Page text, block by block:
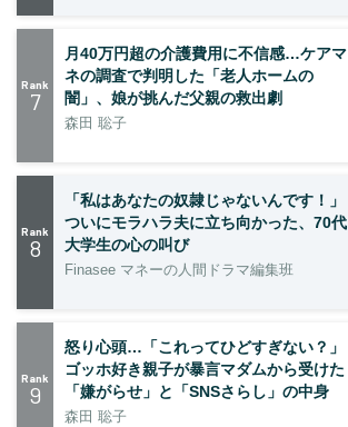
Rank
7
月40万円超の介護費用に不信感…ケアマ
ネの調査で判明した「老人ホームの
闇」、娘が挑んだ父親の救出劇
森田 聡子
Rank
8
「私はあなたの奴隷じゃないんです！」
ついにモラハラ夫に立ち向かった、70代
大学生の心の叫び
Finasee マネーの人間ドラマ編集班
Rank
9
怒り心頭…「これってひどすぎない？」
ゴッホ好き親子が暴言マダムから受けた
「嫌がらせ」と「SNSさらし」の中身
森田 聡子